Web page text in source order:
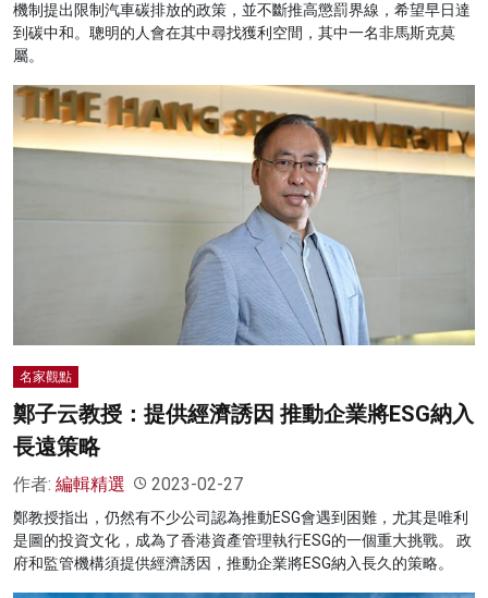
機制提出限制汽車碳排放的政策，並不斷推高懲罰界線，希望早日達
到碳中和。聰明的人會在其中尋找獲利空間，其中一名非馬斯克莫
屬。
名家觀點
鄭子云教授：提供經濟誘因 推動企業將ESG納入
長遠策略
作者: 編輯精選 2023-02-27
鄭教授指出，仍然有不少公司認為推動ESG會遇到困難，尤其是唯利
是圖的投資文化，成為了香港資產管理執行ESG的一個重大挑戰。 政
府和監管機構須提供經濟誘因，推動企業將ESG納入長久的策略。